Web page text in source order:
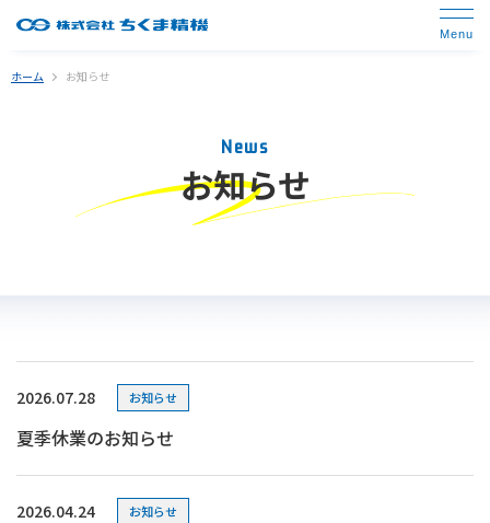
ホーム お知らせ
News
お知らせ
2026.07.28 お知らせ
夏季休業のお知らせ
2026.04.24 お知らせ